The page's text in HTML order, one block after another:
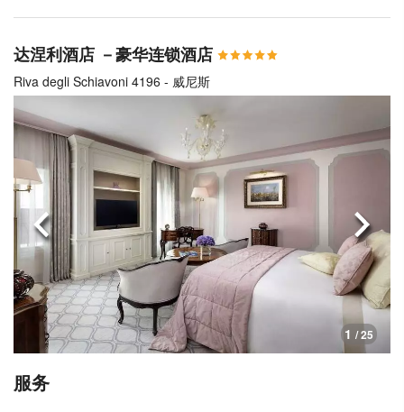
达涅利酒店 －豪华连锁酒店
Riva degli Schiavoni 4196 - 威尼斯
1 / 25
上一页 下一
服务